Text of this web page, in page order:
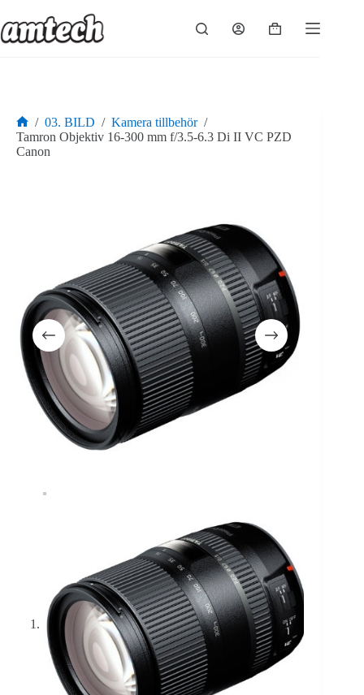
till
innehåll
Varukorg
Hem
/ 03. BILD / Kamera tillbehör /
Tamron Objektiv 16-300 mm f/3.5-6.3 Di II VC PZD
Canon